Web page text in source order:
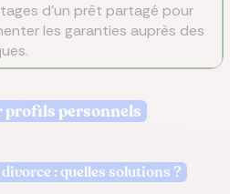
d’un prêt partagé pour
les garanties auprès des
profils personnels
: quelles solutions ?